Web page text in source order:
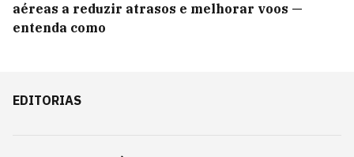
aéreas a reduzir atrasos e melhorar voos —
entenda como
EDITORIAS